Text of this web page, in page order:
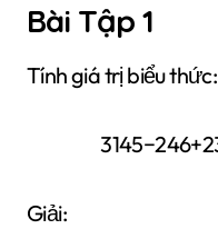
Bài Tập 1
Tính giá trị biểu thức:
Giải: